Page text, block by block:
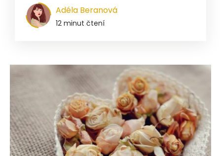
Adéla Beranová
12 minut čtení